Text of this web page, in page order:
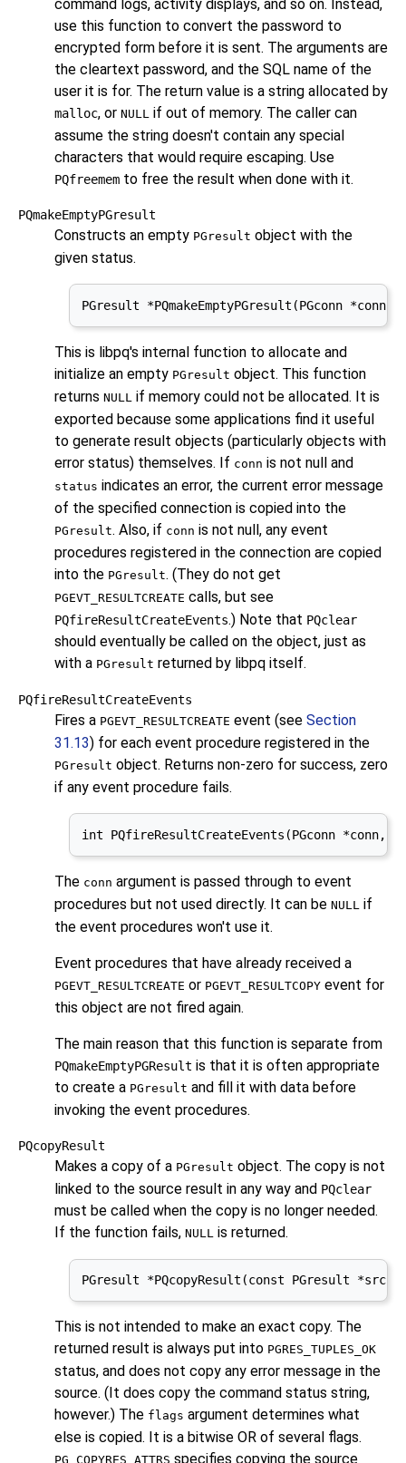
command logs, activity displays, and so on. Instead,
use this function to convert the password to
encrypted form before it is sent. The arguments are
the cleartext password, and the SQL name of the
user it is for. The return value is a string allocated by
malloc, or NULL if out of memory. The caller can
assume the string doesn't contain any special
characters that would require escaping. Use
PQfreemem to free the result when done with it.
PQmakeEmptyPGresult
Constructs an empty PGresult object with the
given status.
PGresult *PQmakeEmptyPGresult(PGconn
This is libpq's internal function to allocate and
initialize an empty PGresult object. This function
returns NULL if memory could not be allocated. It is
exported because some applications find it useful
to generate result objects (particularly objects with
error status) themselves. If conn is not null and
status indicates an error, the current error message
of the specified connection is copied into the
PGresult. Also, if conn is not null, any event
procedures registered in the connection are copied
into the PGresult. (They do not get
PGEVT_RESULTCREATE calls, but see
PQfireResultCreateEvents.) Note that PQclear
should eventually be called on the object, just as
with a PGresult returned by libpq itself.
PQfireResultCreateEvents
Fires a PGEVT_RESULTCREATE event (see Section
31.13) for each event procedure registered in the
PGresult object. Returns non-zero for success, zero
if any event procedure fails.
int PQfireResultCreateEvents(PGconn *conn,
The conn argument is passed through to event
procedures but not used directly. It can be NULL if
the event procedures won't use it.
Event procedures that have already received a
PGEVT_RESULTCREATE or PGEVT_RESULTCOPY event for
this object are not fired again.
The main reason that this function is separate from
PQmakeEmptyPGResult is that it is often appropriate
to create a PGresult and fill it with data before
invoking the event procedures.
PQcopyResult
Makes a copy of a PGresult object. The copy is not
linked to the source result in any way and PQclear
must be called when the copy is no longer needed.
If the function fails, NULL is returned.
PGresult *PQcopyResult(const PGresult
This is not intended to make an exact copy. The
returned result is always put into PGRES_TUPLES_OK
status, and does not copy any error message in the
source. (It does copy the command status string,
however.) The flags argument determines what
else is copied. It is a bitwise OR of several flags.
PG_COPYRES_ATTRS specifies copying the source